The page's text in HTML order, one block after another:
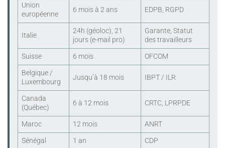
Union
européenne
6 mois à 2 ans EDPB, RGPD
Italie
24h (géoloc), 21
jours (e-mail pro)
Garante, Statut
des travailleurs
Suisse
6 mois
OFCOM
Belgique /
Luxembourg
Jusqu’à 18 mois IBPT / ILR
Canada
(Québec)
6 à 12 mois CRTC, LPRPDE
Maroc 12 mois
ANRT
Sénégal
1 an
CDP